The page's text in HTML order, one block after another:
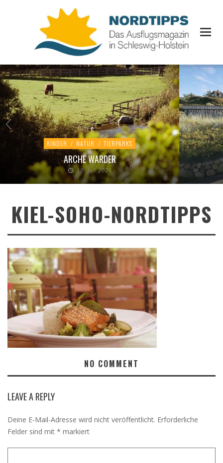
KINDER / NATUR / TIERPARKS
ARCHE WARDER
19. Juli 2026
KIEL-SOHO-NORDTIPPS
NO COMMENT
LEAVE A REPLY
Deine E-Mail-Adresse wird nicht veröffentlicht. Erforderliche
Felder sind mit * markiert